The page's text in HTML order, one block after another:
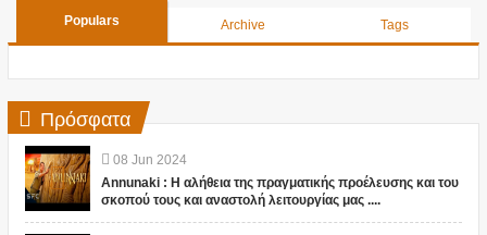
Populars Archive Tags
Πρόσφατα
08 Jun 2024
Annunaki : Η αλήθεια της πραγματικής προέλευσης και του
σκοπού τους και αναστολή λειτουργίας μας ....